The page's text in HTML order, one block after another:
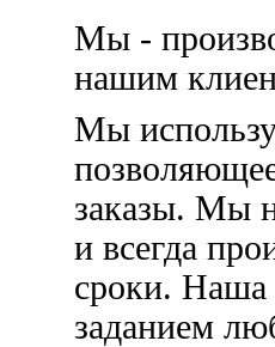
Мы -
нашим
Мы
заказы. Мы
и всегда
сроки. Наша
заданием